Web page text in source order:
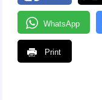
WhatsApp
Print